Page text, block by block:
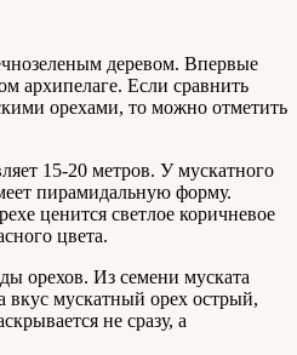
деревом. Впервые
архипелаге. Если сравнить
орехами, то можно отметить
15-20 метров. У мускатного
пирамидальную форму.
ценится светлое коричневое
цвета.
орехов. Из семени муската
мускатный орех острый,
не сразу, а